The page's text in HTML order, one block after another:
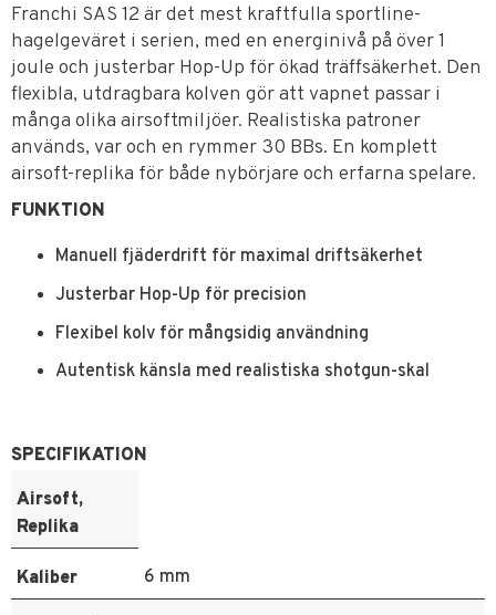
Franchi SAS 12 är det mest kraftfulla sportline-
hagelgeväret i serien, med en energinivå på över 1
joule och justerbar Hop-Up för ökad träffsäkerhet. Den
flexibla, utdragbara kolven gör att vapnet passar i
många olika airsoftmiljöer. Realistiska patroner
används, var och en rymmer 30 BBs. En komplett
airsoft-replika för både nybörjare och erfarna spelare.
FUNKTION
Manuell fjäderdrift för maximal driftsäkerhet
Justerbar Hop-Up för precision
Flexibel kolv för mångsidig användning
Autentisk känsla med realistiska shotgun-skal
SPECIFIKATION
Airsoft,
Replika
Kaliber 6 mm